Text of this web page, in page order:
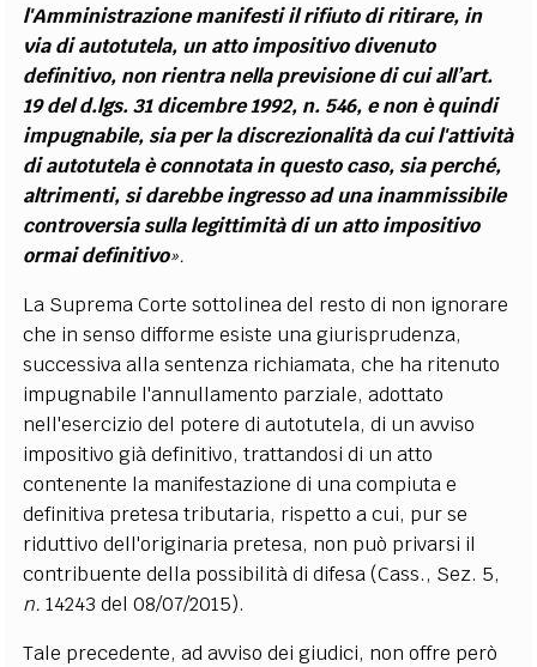
l'Amministrazione manifesti il rifiuto di ritirare, in
via di autotutela, un atto impositivo divenuto
definitivo, non rientra nella previsione di cui all’art.
19 del d.lgs. 31 dicembre 1992, n. 546, e non è quindi
impugnabile, sia per la discrezionalità da cui l'attività
di autotutela è connotata in questo caso, sia perché,
altrimenti, si darebbe ingresso ad una inammissibile
controversia sulla legittimità di un atto impositivo
ormai definitivo».
La Suprema Corte sottolinea del resto di non ignorare
che in senso difforme esiste una giurisprudenza,
successiva alla sentenza richiamata, che ha ritenuto
impugnabile l'annullamento parziale, adottato
nell'esercizio del potere di autotutela, di un avviso
impositivo già definitivo, trattandosi di un atto
contenente la manifestazione di una compiuta e
definitiva pretesa tributaria, rispetto a cui, pur se
riduttivo dell'originaria pretesa, non può privarsi il
contribuente della possibilità di difesa (Cass., Sez. 5,
n.14243 del 08/07/2015).
Tale precedente, ad avviso dei giudici, non offre però